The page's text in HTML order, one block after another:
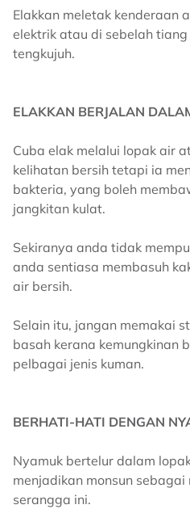
Elakkan meletak kenderaan
elektrik atau di sebelah
tengkujuh.
ELAKKAN BERJALAN
Cuba elak melalui lopak air
kelihatan bersih tetapi ia
bakteria, yang boleh
jangkitan kulat.
Sekiranya anda tidak
anda sentiasa membasuh
air bersih.
Selain itu, jangan memakai
basah kerana kemungkinan
pelbagai jenis kuman.
BERHATI-HATI DENGAN
Nyamuk bertelur dalam
menjadikan monsun
serangga ini.